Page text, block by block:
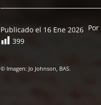
Publicado el 16 Ene 2026 Por
399
© Imagen: Jo Johnson, BAS.